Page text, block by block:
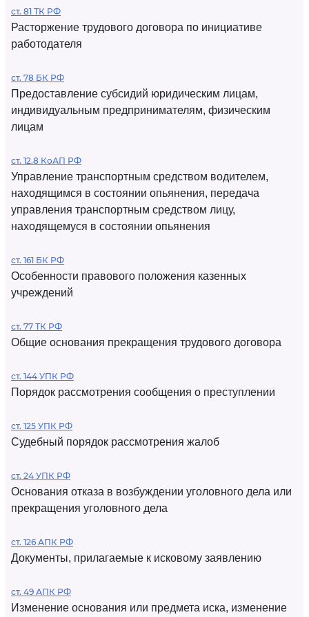
ст. 81 ТК РФ
Расторжение трудового договора по инициативе
работодателя
ст. 78 БК РФ
Предоставление субсидий юридическим лицам,
индивидуальным предпринимателям, физическим
лицам
ст. 12.8 КоАП РФ
Управление транспортным средством водителем,
находящимся в состоянии опьянения, передача
управления транспортным средством лицу,
находящемуся в состоянии опьянения
ст. 161 БК РФ
Особенности правового положения казенных
учреждений
ст. 77 ТК РФ
Общие основания прекращения трудового договора
ст. 144 УПК РФ
Порядок рассмотрения сообщения о преступлении
ст. 125 УПК РФ
Судебный порядок рассмотрения жалоб
ст. 24 УПК РФ
Основания отказа в возбуждении уголовного дела или
прекращения уголовного дела
ст. 126 АПК РФ
Документы, прилагаемые к исковому заявлению
ст. 49 АПК РФ
Изменение основания или предмета иска, изменение